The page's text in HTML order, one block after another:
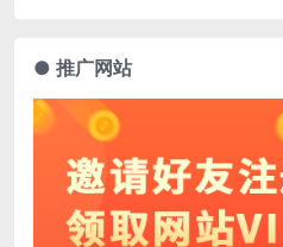
● 推广网站